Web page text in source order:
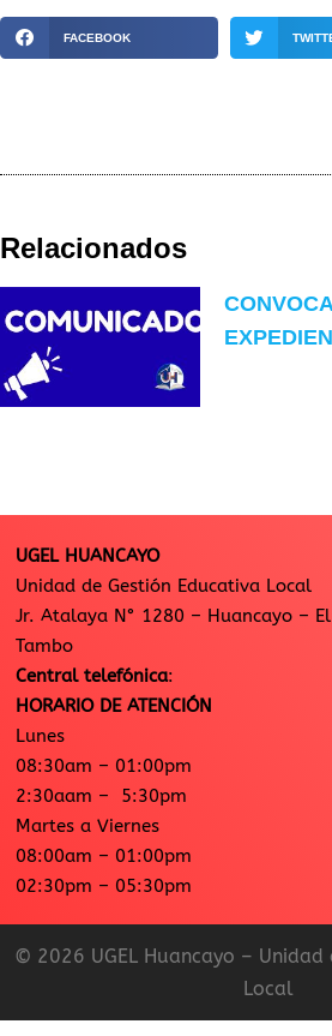
FACEBOOK
Relacionados
UGEL HUANCAYO
Unidad de Gestión Educativa Local
Jr. Atalaya N° 1280 – Huancayo – El
Tambo
Central telefónica:
HORARIO DE ATENCIÓN
Lunes
08:30am – 01:00pm
2:30aam – 5:30pm
Martes a Viernes
08:00am – 01:00pm
02:30pm – 05:30pm
© 2026 UGEL Huancayo – Unidad
Local